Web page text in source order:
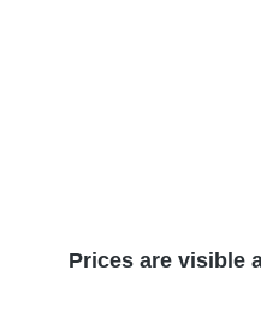
Prices are visible